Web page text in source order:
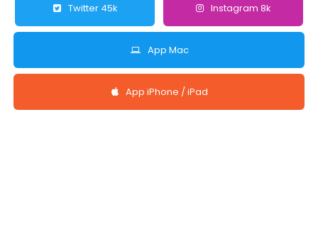
Twitter 45k Instagram 8k
App Mac
App iPhone / iPad